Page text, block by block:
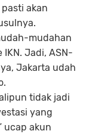
akan
mudahan
Jadi, ASN-
Jakarta udah
tidak jadi
yang
ucap akun